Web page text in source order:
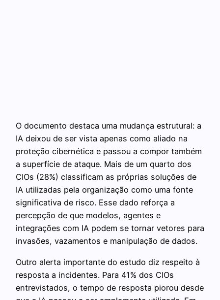
O documento destaca uma mudança estrutural: a
IA deixou de ser vista apenas como aliado na
proteção cibernética e passou a compor também
a superfície de ataque. Mais de um quarto dos
CIOs (28%) classificam as próprias soluções de
IA utilizadas pela organização como uma fonte
significativa de risco. Esse dado reforça a
percepção de que modelos, agentes e
integrações com IA podem se tornar vetores para
invasões, vazamentos e manipulação de dados.
Outro alerta importante do estudo diz respeito à
resposta a incidentes. Para 41% dos CIOs
entrevistados, o tempo de resposta piorou desde